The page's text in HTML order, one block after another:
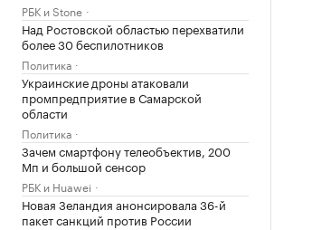
РБК и Stone
Над Ростовской областью перехватили
более 30 беспилотников
Политика
Украинские дроны атаковали
промпредприятие в Самарской
области
Политика
Зачем смартфону телеобъектив, 200
Мп и большой сенсор
РБК и Huawei
Новая Зеландия анонсировала 36-й
пакет санкций против России